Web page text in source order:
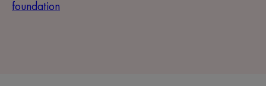
foundation